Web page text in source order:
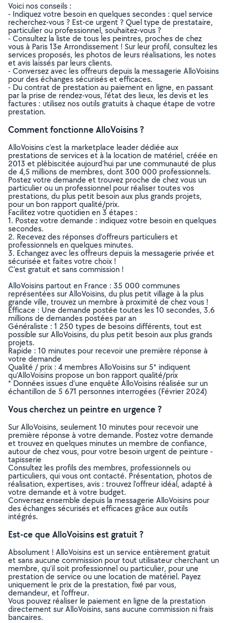
Voici nos conseils :
- Indiquez votre besoin en quelques secondes : quel service
recherchez-vous ? Est-ce urgent ? Quel type de prestataire,
particulier ou professionnel, souhaitez-vous ?
- Consultez la liste de tous les peintres, proches de chez
vous à Paris 13e Arrondissement ! Sur leur profil, consultez les
services proposés, les photos de leurs réalisations, les notes
et avis laissés par leurs clients.
- Conversez avec les offreurs depuis la messagerie AlloVoisins
pour des échanges sécurisés et efficaces.
- Du contrat de prestation au paiement en ligne, en passant
par la prise de rendez-vous, l’état des lieux, les devis et les
factures : utilisez nos outils gratuits à chaque étape de votre
prestation.
Comment fonctionne AlloVoisins ?
AlloVoisins c’est la marketplace leader dédiée aux
prestations de services et à la location de matériel, créée en
2013 et plébiscitée aujourd’hui par une communauté de plus
de 4,5 millions de membres, dont 300 000 professionnels.
Postez votre demande et trouvez proche de chez vous un
particulier ou un professionnel pour réaliser toutes vos
prestations, du plus petit besoin aux plus grands projets,
pour un bon rapport qualité/prix.
Facilitez votre quotidien en 3 étapes :
1. Postez votre demande : indiquez votre besoin en quelques
secondes.
2. Recevez des réponses d’offreurs particuliers et
professionnels en quelques minutes.
3. Echangez avec les offreurs depuis la messagerie privée et
sécurisée et faites votre choix !
C’est gratuit et sans commission !
AlloVoisins partout en France : 35 000 communes
représentées sur AlloVoisins, du plus petit village à la plus
grande ville, trouvez un membre à proximité de chez vous !
Efficace : Une demande postée toutes les 10 secondes, 3.6
millions de demandes postées par an
Généraliste : 1 250 types de besoins différents, tout est
possible sur AlloVoisins, du plus petit besoin aux plus grands
projets.
Rapide : 10 minutes pour recevoir une première réponse à
votre demande
Qualité / prix : 4 membres AlloVoisins sur 5* indiquent
qu’AlloVoisins propose un bon rapport qualité/prix
* Données issues d’une enquête AlloVoisins réalisée sur un
échantillon de 5 671 personnes interrogées (Février 2024)
Vous cherchez un peintre en urgence ?
Sur AlloVoisins, seulement 10 minutes pour recevoir une
première réponse à votre demande. Postez votre demande
et trouvez en quelques minutes un membre de confiance,
autour de chez vous, pour votre besoin urgent de peinture -
tapisserie
Consultez les profils des membres, professionnels ou
particuliers, qui vous ont contacté. Présentation, photos de
réalisation, expertises, avis : trouvez l'offreur idéal, adapté à
votre demande et à votre budget.
Conversez ensemble depuis la messagerie AlloVoisins pour
des échanges sécurisés et efficaces grâce aux outils
intégrés.
Est-ce que AlloVoisins est gratuit ?
Absolument ! AlloVoisins est un service entièrement gratuit
et sans aucune commission pour tout utilisateur cherchant un
membre, qu’il soit professionnel ou particulier, pour une
prestation de service ou une location de matériel. Payez
uniquement le prix de la prestation, fixé par vous,
demandeur, et l’offreur.
Vous pouvez réaliser le paiement en ligne de la prestation
directement sur AlloVoisins, sans aucune commission ni frais
bancaires.